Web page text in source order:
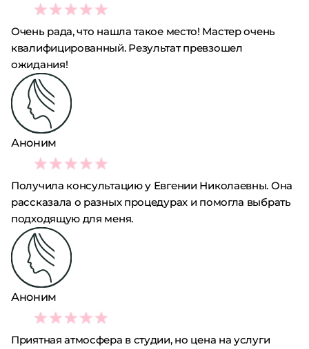
5
Очень рада, что нашла такое место! Мастер очень
квалифицированный. Результат превзошел
ожидания!
Аноним
3
Получила консультацию у Евгении Николаевны. Она
рассказала о разных процедурах и помогла выбрать
подходящую для меня.
Аноним
4
Приятная атмосфера в студии, но цена на услуги